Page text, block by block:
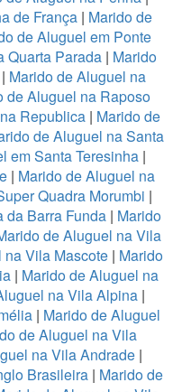
de França | Marido de
de Aluguel em Ponte
Quarta Parada| Marido
| Marido de Aluguel na
de Aluguel na Raposo
Republica | Marido de
de Aluguel na Santa
em Santa Teresinha |
| Marido de Aluguel na
Quadra Morumbi |
da Barra Funda| Marido
de Aluguel na Vila
Vila Mascote| Marido
| Marido de Aluguel na
na Vila Alpina |
| Marido de Aluguel
de Aluguel na Vila
na Vila Andrade |
Brasileira| Marido de